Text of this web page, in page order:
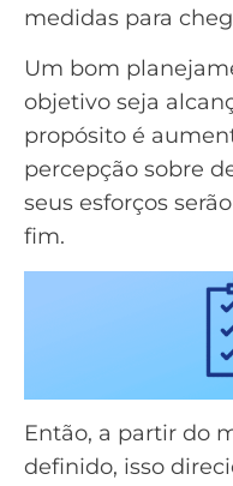
medidas para
Um bom
objetivo seja
propósito é
percepção sobre
seus esforços
fim.
Então, a partir do
definido, isso